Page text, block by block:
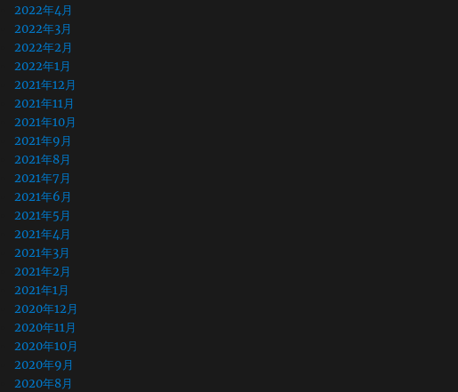
2022年4月
2022年3月
2022年2月
2022年1月
2021年12月
2021年11月
2021年10月
2021年9月
2021年8月
2021年7月
2021年6月
2021年5月
2021年4月
2021年3月
2021年2月
2021年1月
2020年12月
2020年11月
2020年10月
2020年9月
2020年8月